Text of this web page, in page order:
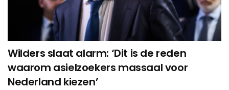
Wilders slaat alarm: ‘Dit is de reden
waarom asielzoekers massaal voor
Nederland kiezen’